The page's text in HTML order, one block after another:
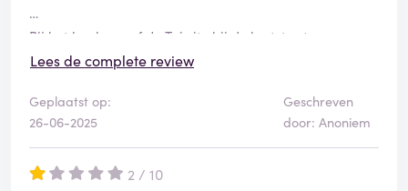
Bij het boeken gaf de Tui site bij de laatste stap een
error waardoor mijn eerste keuze de tweede keer niet
optie waarbij ik om 10 uur al terug zou vliegen, terwijl
de autoverhuur pas vanaf 9 open zou zijn. Bij bellen
naar Tui zeiden ze dat ze daar niet over gingen en ik bij
de verhuur moest zijn. Vreemd als je een pakket
Lees de complete review
Geplaatst op:
26-06-2025
Geschreven
door: Anoniem
2 / 10